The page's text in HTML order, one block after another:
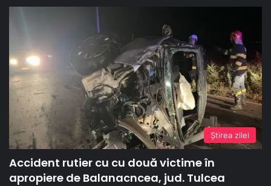
Ştirea zilei
Accident rutier cu cu două victime în
apropiere de Balanacncea, jud. Tulcea